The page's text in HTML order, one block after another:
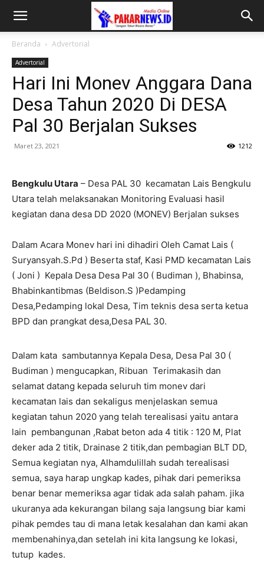
Beranda Advertorial
Advertorial
Hari Ini Monev Anggara Dana
Desa Tahun 2020 Di DESA
Pal 30 Berjalan Sukses
Maret 23, 2021 1212
Bengkulu Utara – Desa PAL 30 kecamatan Lais Bengkulu
Utara telah melaksanakan Monitoring Evaluasi hasil
kegiatan dana desa DD 2020 (MONEV) Berjalan sukses
Dalam Acara Monev hari ini dihadiri Oleh Camat Lais (
Suryansyah.S.Pd ) Beserta staf, Kasi PMD kecamatan Lais
( Joni ) Kepala Desa Desa Pal 30 ( Budiman ), Bhabinsa,
Bhabinkantibmas (Beldison.S )Pedamping
Desa,Pedamping lokal Desa, Tim teknis desa serta ketua
BPD dan prangkat desa,Desa PAL 30.
Dalam kata sambutannya Kepala Desa, Desa Pal 30 (
Budiman ) mengucapkan, Ribuan Terimakasih dan
selamat datang kepada seluruh tim monev dari
kecamatan lais dan sekaligus menjelaskan semua
kegiatan tahun 2020 yang telah terealisasi yaitu antara
lain pembangunan ,Rabat beton ada 4 titik : 120 M, Plat
deker ada 2 titik, Drainase 2 titik,dan pembagian BLT DD,
Semua kegiatan nya, Alhamdulillah sudah terealisasi
semua, saya harap ungkap kades, pihak dari pemeriksa
benar benar memeriksa agar tidak ada salah paham. jika
ukuranya ada kekurangan bilang saja langsung biar kami
pihak pemdes tau di mana letak kesalahan dan kami akan
membenahinya,dan setelah ini kita langsung ke lokasi,
tutup kades.